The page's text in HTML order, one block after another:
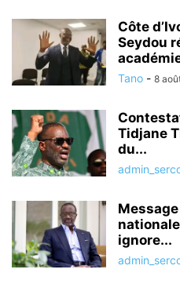
Côte
Seydou
Tano - 8
Tidjane
du...
ignore...